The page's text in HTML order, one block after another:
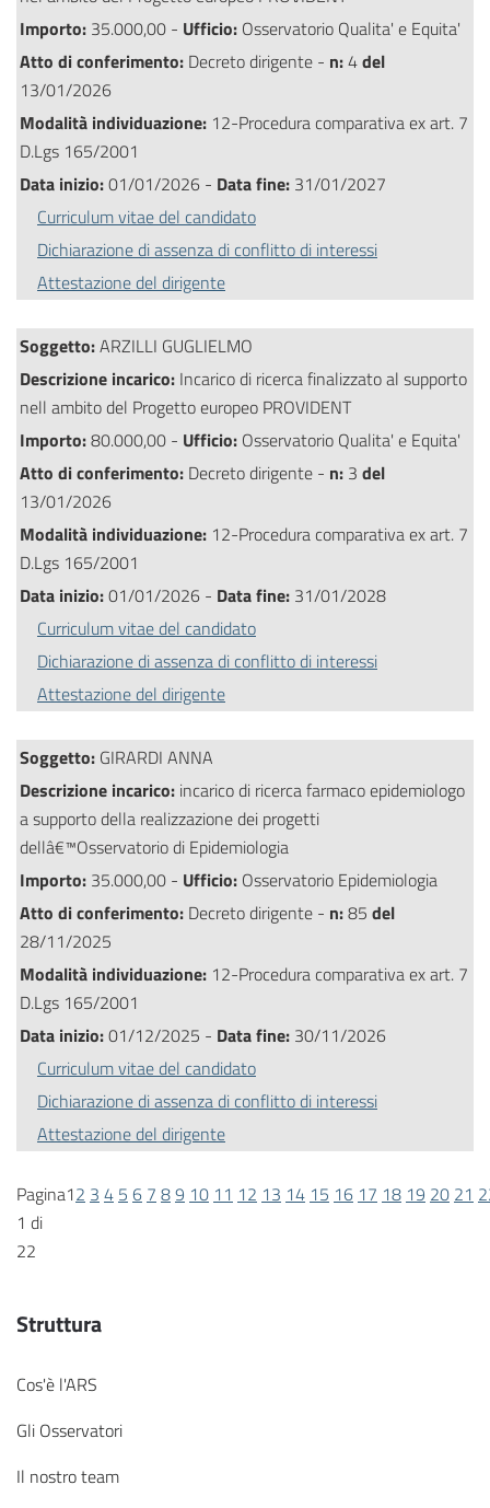
Struttura
Cos'è l'ARS
Gli Osservatori
Il nostro team
Importo: 35.000,00 - Ufficio: Osservatorio Qualita' e Equita'
Atto di conferimento: Decreto dirigente - n:4del
13/01/2026
Modalità individuazione: 12-Procedura comparativa ex art. 7
D.Lgs 165/2001
Data inizio:01/01/2026 - Data fine: 31/01/2027
Curriculum vitae del candidato
Dichiarazione di assenza di conflitto di interessi
Attestazione del dirigente
Soggetto:ARZILLI GUGLIELMO
Descrizione incarico: Incarico di ricerca finalizzato al supporto
nell ambito del Progetto europeo PROVIDENT
Importo:80.000,00 - Ufficio: Osservatorio Qualita' e Equita'
Atto di conferimento: Decreto dirigente - n: 3 del
13/01/2026
Modalità individuazione: 12-Procedura comparativa ex art. 7
D.Lgs 165/2001
Data inizio:01/01/2026 - Data fine: 31/01/2028
Curriculum vitae del candidato
Dichiarazione di assenza di conflitto di interessi
Attestazione del dirigente
Soggetto: GIRARDI ANNA
Descrizione incarico: incarico di ricerca farmaco epidemiologo
a supporto della realizzazione dei progetti
dellâ€™Osservatorio di Epidemiologia
Importo: 35.000,00 - Ufficio: Osservatorio Epidemiologia
Atto di conferimento: Decreto dirigente - n:85 del
28/11/2025
Modalità individuazione: 12-Procedura comparativa ex art. 7
D.Lgs 165/2001
Data inizio:01/12/2025 - Data fine: 30/11/2026
Curriculum vitae del candidato
Dichiarazione di assenza di conflitto di interessi
Attestazione del dirigente
Pagina
1 di
22
12 3 4 5 6 7 89 10 11 12 13 14 15 16 17 18 19 20 21